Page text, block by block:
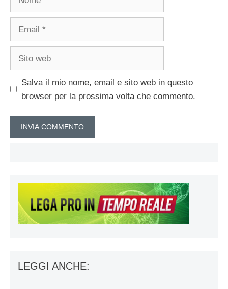
Email
Sito
Salva il mio nome, email e sito web in questo
browser per la prossima volta che commento.
LEGGI ANCHE: